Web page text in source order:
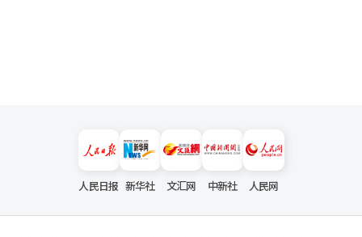
人民日报 新华社 文汇网 中新社 人民网